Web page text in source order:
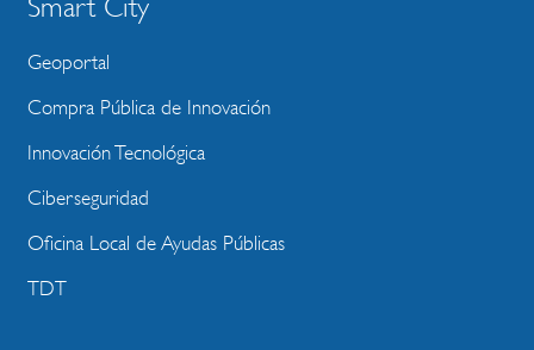
Smart City
Geoportal
Compra Pública de Innovación
Innovación Tecnológica
Ciberseguridad
Oficina Local de Ayudas Públicas
TDT